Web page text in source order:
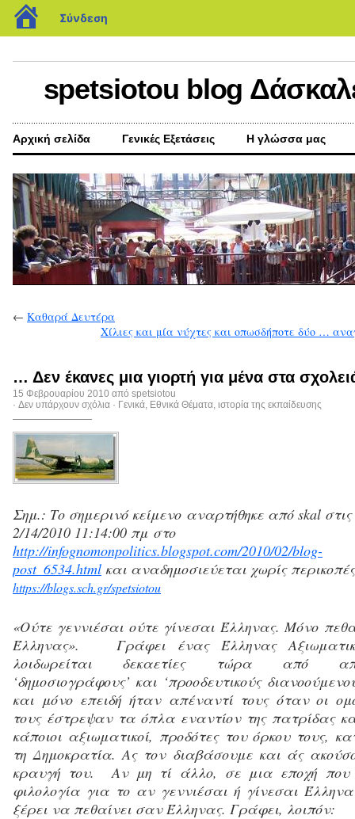
blogs.sch.gr
Σύνδεση
spetsiotou blog
Αρχική σελίδα Γενικές Εξετάσεις Η γλώσσα μας
← Καθαρά Δευτέρα
Χίλιες και μία νύχτες και οπωσδήποτε δύο …
… Δεν έκανες μια γιορτή για μένα στα
15 Φεβρουαρίου 2010 από spetsiotou
· Δεν υπάρχουν σχόλια · Γενικά Εθνικά Θέματα ιστορία της εκπαίδευσης
Σημ.: Το σημερινό κείμενο αναρτήθηκε απόskal στις
2/14/2010 11:14:00 πμ στο
http://infognomonpolitics.blogspot.com/2010/02/blog-
post_6534.html και αναδημοσιεύεται χωρίς
https://blogs.sch.gr/spetsiotou
«Ούτε γεννιέσαι ούτε γίνεσαι Έλληνας. Μόνο
Έλληνας».
Γράφει ένας Έλληνας
λοιδωρείται δεκαετίες τώρα από
‘δημοσιογράφους’ και ‘προοδευτικούς
και μόνο επειδή ήταν απέναντί τους όταν οι
τους έστρεψαν τα όπλα εναντίον της πατρίδας
κάποιοι αξιωματικοί, προδότες του όρκου τους,
τη Δημοκρατία. Ας τον διαβάσουμε και άς
κραυγή του.
Αν μη τί άλλο, σε μια εποχή που
φιλολογία για το αν γεννιέσαι ή γίνεσαι
ξέρει να πεθαίνει σαν Έλληνας. Γράφει, λοιπόν: